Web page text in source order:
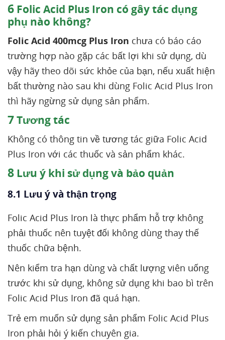
6 Folic Acid Plus Iron có gây tác dụng
phụ nào không?
Folic Acid 400mcg Plus Iron chưa có báo cáo
trường hợp nào gặp các bất lợi khi sử dụng, dù
vậy hãy theo dõi sức khỏe của bạn, nếu xuất hiện
bất thường nào sau khi dùng Folic Acid Plus Iron
thì hãy ngừng sử dụng sản phẩm.
7Tương tác
Không có thông tin về tương tác giữa Folic Acid
Plus Iron với các thuốc và sản phẩm khác.
8 Lưu ý khi sử dụng và bảo quản
8.1 Lưu ý và thận trọng
Folic Acid Plus Iron là thực phẩm hỗ trợ không
phải thuốc nên tuyệt đối không dùng thay thế
thuốc chữa bệnh.
Nên kiểm tra hạn dùng và chất lượng viên uống
trước khi sử dụng, không sử dụng khi bao bì trên
Folic Acid Plus Iron đã quá hạn.
Trẻ em muốn sử dụng sản phẩm Folic Acid Plus
Iron phải hỏi ý kiến chuyên gia.